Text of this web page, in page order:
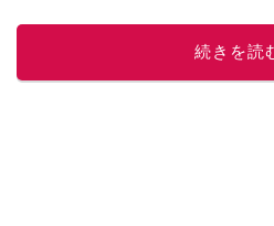
このイ
続きを読